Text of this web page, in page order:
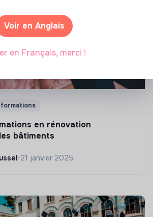
formations
en rénovation
bâtiments
•21 janvier 2025
Voir en Anglais
en Français, merci !